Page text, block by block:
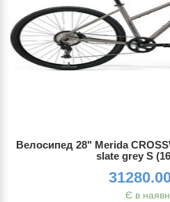
Велосипед 28" Merida
slate grey S
Є в